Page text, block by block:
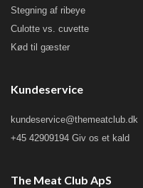
Stegning af ribeye
Culotte vs. cuvette
Kød til gæster
Kundeservice
kundeservice@themeatclub.dk
+45 42909194 Giv os et kald
The Meat Club ApS